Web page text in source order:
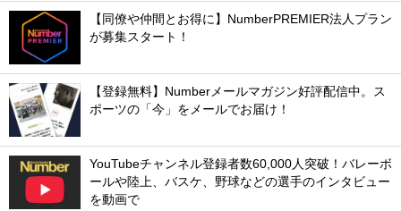
【同僚や仲間とお得に】NumberPREMIER法人プラン
が募集スタート！
【登録無料】Numberメールマガジン好評配信中。ス
ポーツの「今」をメールでお届け！
YouTubeチャンネル登録者数60,000人突破！バレーボ
ールや陸上、バスケ、野球などの選手のインタビュー
を動画で